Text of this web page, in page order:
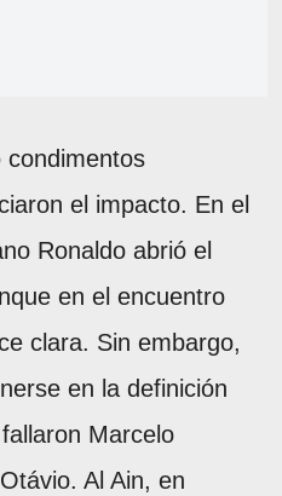
condimentos
el impacto. En el
Ronaldo abrió el
en el encuentro
clara. Sin embargo,
en la definición
Marcelo
Al Ain, en